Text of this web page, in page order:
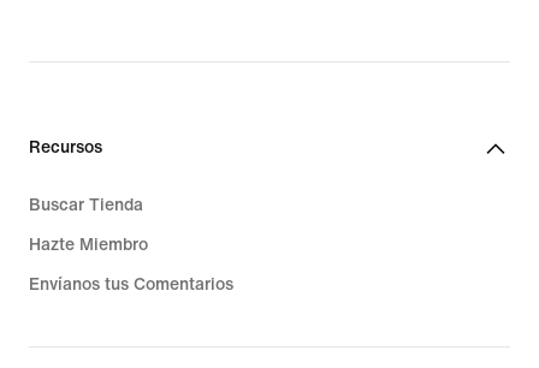
Recursos
Buscar Tienda
Hazte Miembro
Envíanos tus Comentarios